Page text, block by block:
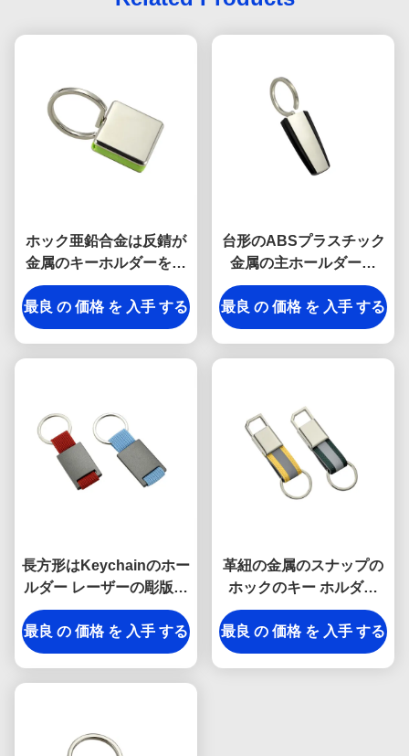
ホック亜鉛合金は反錆が
金属のキーホルダーを刻
んだKeychainのホールダ
ーのスナップに金属をか
ぶせる
最良 の 価格 を 入手 する
台形のABSプラスチック
金属の主ホールダーの
Keychainsの銀製の電気
めっき
最良 の 価格 を 入手 する
長方形はKeychainのホー
ルダー レーザーの彫版の
キャンバスの記念品のギ
フトに金属をかぶせる
最良 の 価格 を 入手 する
革紐の金属のスナップの
ホックのキー ホルダー
9mmの厚さの明るいキャ
ンバスの主ホールダーの
記念品
最良 の 価格 を 入手 する